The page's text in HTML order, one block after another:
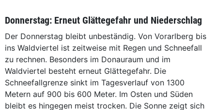
Donnerstag: Erneut Glättegefahr und Niederschlag
Der Donnerstag bleibt unbeständig. Von Vorarlberg bis
ins Waldviertel ist zeitweise mit Regen und Schneefall
zu rechnen. Besonders im Donauraum und im
Waldviertel besteht erneut Glättegefahr. Die
Schneefallgrenze sinkt im Tagesverlauf von 1300
Metern auf 900 bis 600 Meter. Im Osten und Süden
bleibt es hingegen meist trocken. Die Sonne zeigt sich